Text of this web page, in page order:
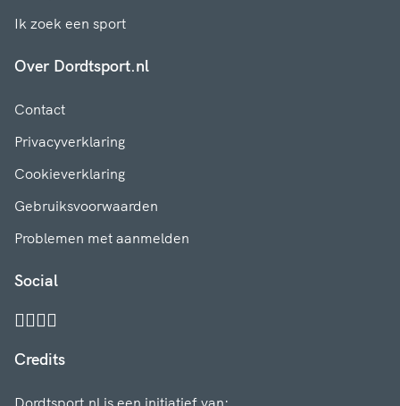
Ik zoek een sport
Over Dordtsport.nl
Contact
Privacyverklaring
Cookieverklaring
Gebruiksvoorwaarden
Problemen met aanmelden
Social
Credits